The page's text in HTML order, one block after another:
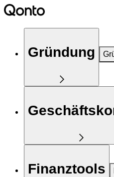
Gründung
Finanztools